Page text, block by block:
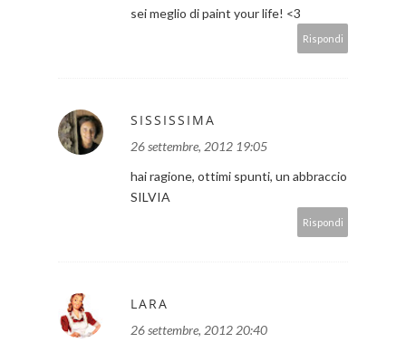
sei meglio di paint your life! <3
Rispondi
SISSISSIMA
26 settembre, 2012 19:05
hai ragione, ottimi spunti, un abbraccio
SILVIA
Rispondi
LARA
26 settembre, 2012 20:40